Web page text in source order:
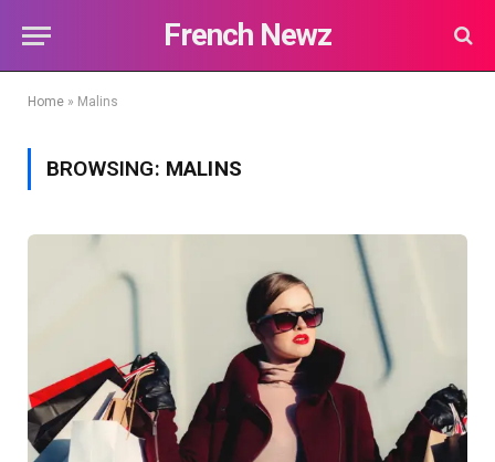
French Newz
Home » Malins
BROWSING: MALINS